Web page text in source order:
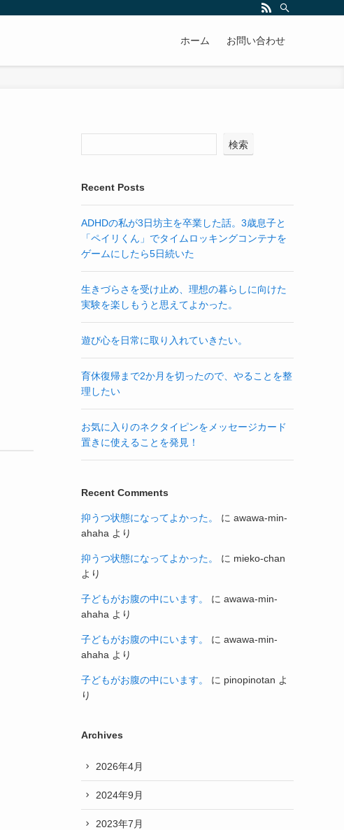
ホーム お問い合わせ
検索
Recent Posts
ADHDの私が3日坊主を卒業した話。3歳息子と
「ペイリくん」でタイムロッキングコンテナを
ゲームにしたら5日続いた
生きづらさを受け止め、理想の暮らしに向けた
実験を楽しもうと思えてよかった。
遊び心を日常に取り入れていきたい。
育休復帰まで2か月を切ったので、やることを整
理したい
お気に入りのネクタイピンをメッセージカード
置きに使えることを発見！
Recent Comments
抑うつ状態になってよかった。 に awawa-min-
ahaha より
抑うつ状態になってよかった。 に mieko-chan
より
子どもがお腹の中にいます。 に awawa-min-
ahaha より
子どもがお腹の中にいます。 に awawa-min-
ahaha より
子どもがお腹の中にいます。 に pinopinotan よ
り
Archives
2026年4月
2024年9月
2023年7月